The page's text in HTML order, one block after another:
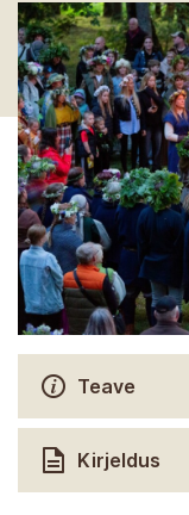
Teave
Kirjeldus